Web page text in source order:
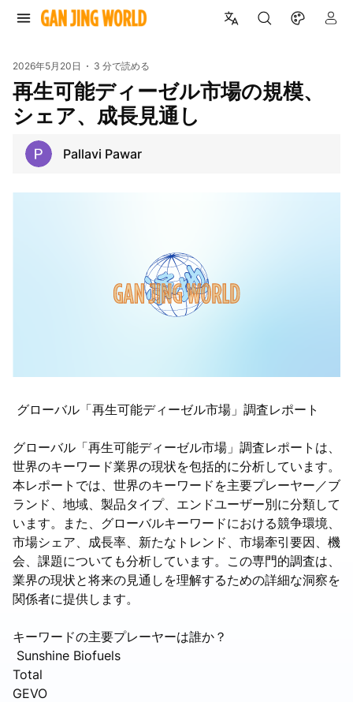
2026年5月20日 3 分で読める
再生可能ディーゼル市場の規模、
シェア、成長見通し
Pallavi Pawar
グローバル「再生可能ディーゼル市場」調査レポート
グローバル「再生可能ディーゼル市場」調査レポートは、
世界のキーワード業界の現状を包括的に分析しています。
本レポートでは、世界のキーワードを主要プレーヤー／ブ
ランド、地域、製品タイプ、エンドユーザー別に分類して
います。また、グローバルキーワードにおける競争環境、
市場シェア、成長率、新たなトレンド、市場牽引要因、機
会、課題についても分析しています。この専門的調査は、
業界の現状と将来の見通しを理解するための詳細な洞察を
関係者に提供します。
キーワードの主要プレーヤーは誰か？
Sunshine Biofuels
Total
GEVO